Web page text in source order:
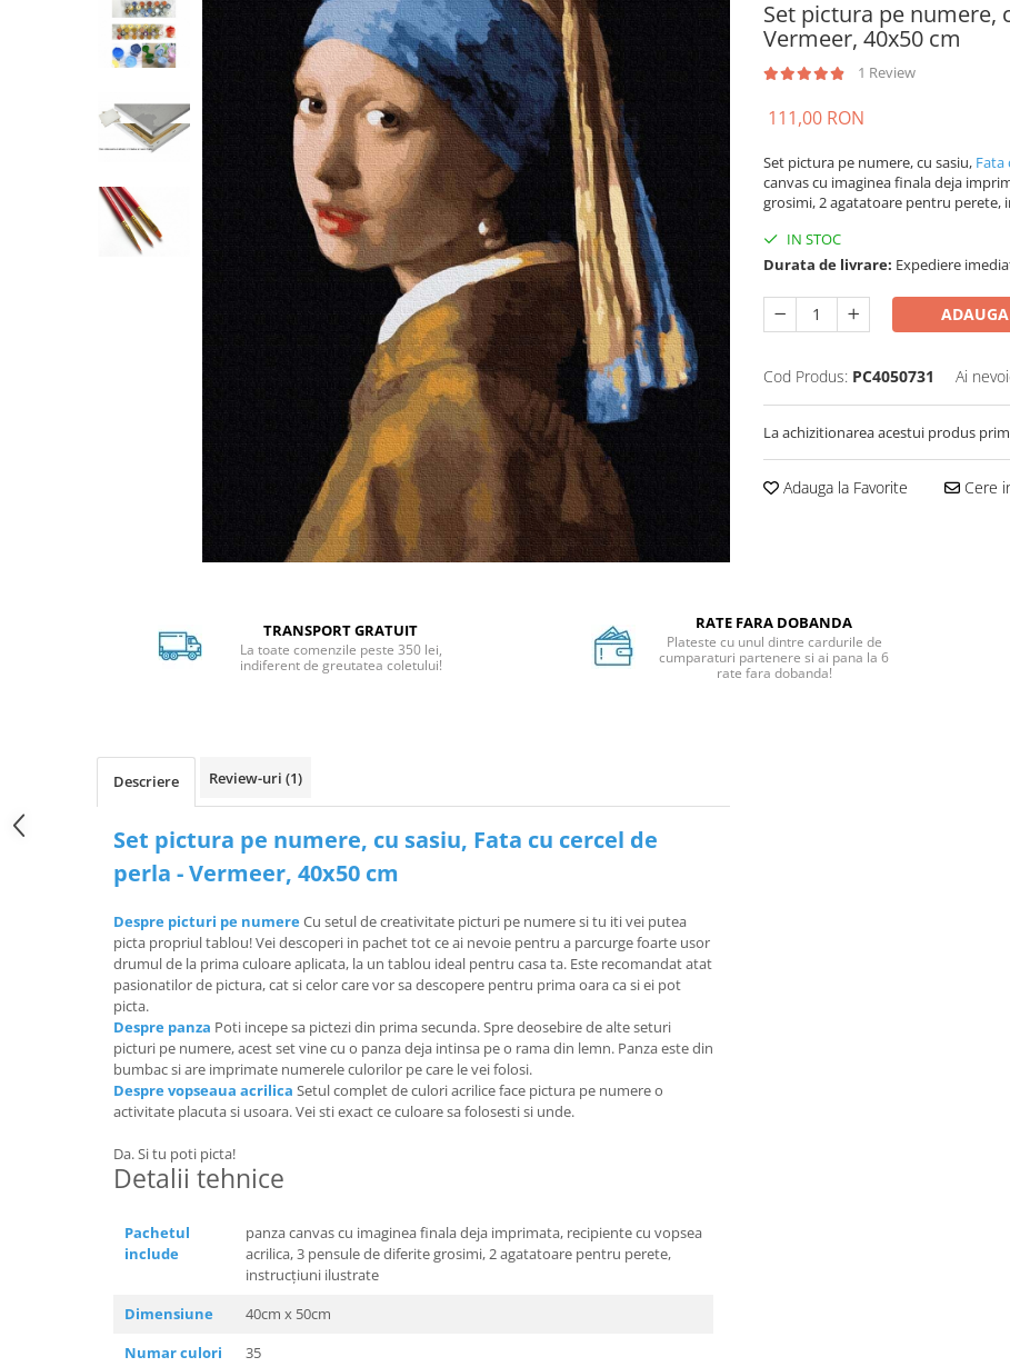
Set pictura pe numere,
Vermeer, 40x50 cm
1 Review
Facebook
111,00 RON
Set pictura pe numere, cu sasiu, Fata
canvas cu imaginea finala deja
grosimi, 2 agatatoare pentru
IN STOC
Durata de livrare: Expediere
Cod Produs: PC4050731 Ai
La achizitionarea acestui produs
Adauga la Favorite Cere
TRANSPORT GRATUIT
La toate comenzile peste 350 lei,
indiferent de greutatea coletului!
RATE FARA DOBANDA
Plateste cu unul dintre cardurile de
cumparaturi partenere si ai pana la 6
rate fara dobanda!
Descriere Review-uri (1)
Set pictura pe numere, cu sasiu, Fata cu cercel de
perla - Vermeer, 40x50 cm
Despre picturi pe numereCu setul de creativitate picturi pe numere si tu iti vei putea
picta propriul tablou! Vei descoperi in pachet tot ce ai nevoie pentru a parcurge foarte usor
drumul de la prima culoare aplicata, la un tablou ideal pentru casa ta. Este recomandat atat
pasionatilor de pictura, cat si celor care vor sa descopere pentru prima oara ca si ei pot
picta.
Despre panza Poti incepe sa pictezi din prima secunda. Spre deosebire de alte seturi
picturi pe numere, acest set vine cu o panza deja intinsa pe o rama din lemn. Panza este din
bumbac si are imprimate numerele culorilor pe care le vei folosi.
Despre vopseaua acrilica Setul complet de culori acrilice face pictura pe numere o
activitate placuta si usoara. Vei sti exact ce culoare sa folosesti si unde.
Da. Si tu poti picta!
Detalii tehnice
Pachetul
include
panza canvas cu imaginea finala deja imprimata, recipiente cu vopsea
acrilica, 3 pensule de diferite grosimi, 2 agatatoare pentru perete,
instrucțiuni ilustrate
Dimensiune
40cm x 50cm
Numar culori
35